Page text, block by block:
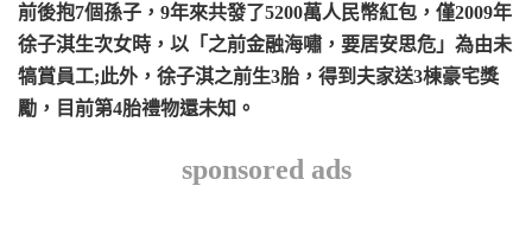
前後抱7個孫子，9年來共發了5200萬人民幣紅包，僅2009年
徐子淇生次女時，以「之前金融海嘯，要居安思危」為由未
犒賞員工;此外，徐子淇之前生3胎，得到夫家送3棟豪宅獎
勵，目前第4胎禮物還未知。
sponsored ads